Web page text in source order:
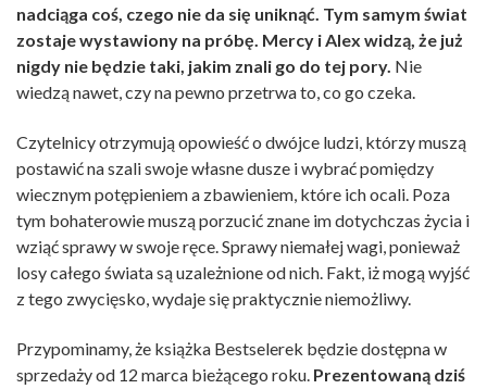
nadciąga coś, czego nie da się uniknąć. Tym samym świat
zostaje wystawiony na próbę. Mercy i Alex widzą, że już
nigdy nie będzie taki, jakim znali go do tej pory. Nie
wiedzą nawet, czy na pewno przetrwa to, co go czeka.
Czytelnicy otrzymują opowieść o dwójce ludzi, którzy muszą
postawić na szali swoje własne dusze i wybrać pomiędzy
wiecznym potępieniem a zbawieniem, które ich ocali. Poza
tym bohaterowie muszą porzucić znane im dotychczas życia i
wziąć sprawy w swoje ręce. Sprawy niemałej wagi, ponieważ
losy całego świata są uzależnione od nich. Fakt, iż mogą wyjść
z tego zwycięsko, wydaje się praktycznie niemożliwy.
Przypominamy, że książka Bestselerek będzie dostępna w
sprzedaży od 12 marca bieżącego roku. Prezentowaną dziś